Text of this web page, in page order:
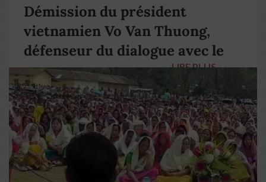
Démission du président
vietnamien Vo Van Thuong,
défenseur du dialogue avec le
pape François
LIRE PLUS →